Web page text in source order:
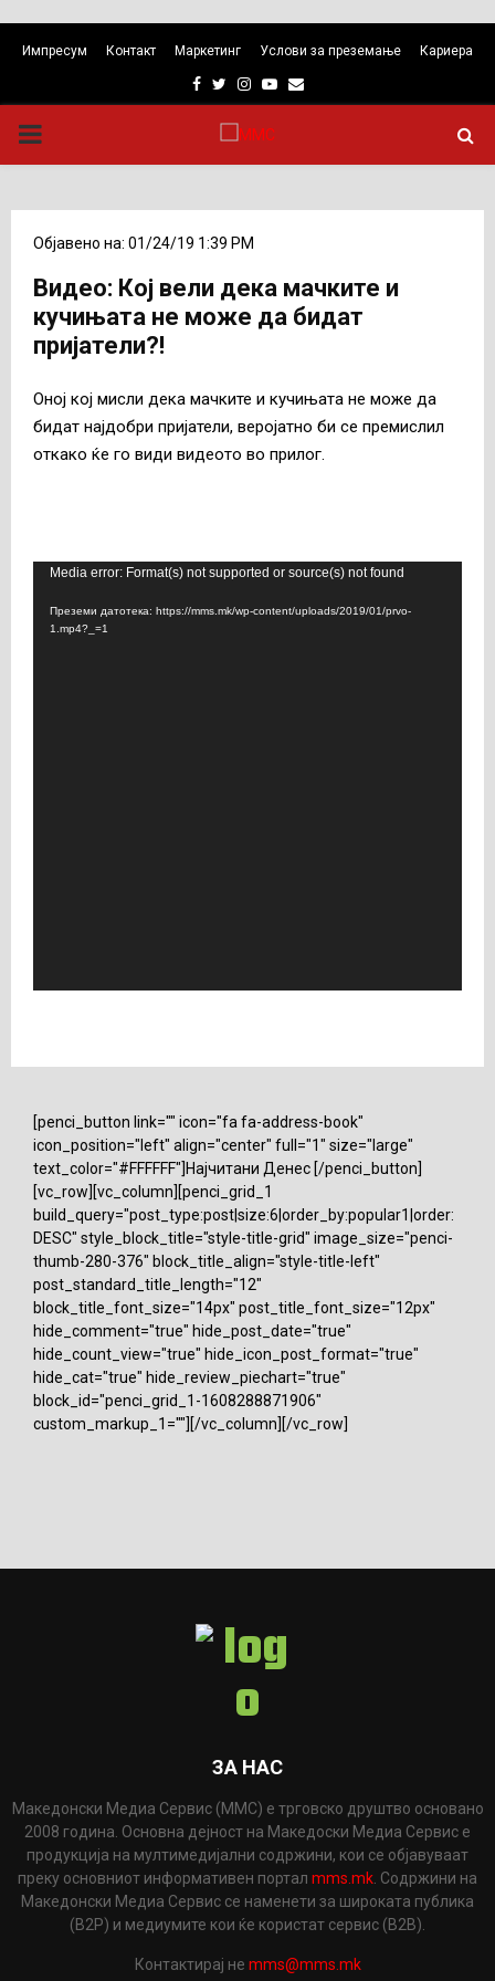
Импресум Контакт Маркетинг Услови за преземање Кариера
Facebook
TwitterInstagram
Youtube
Email
PRIMARY
Објавено на: 01/24/19 1:39 PM
Видео: Кој вели дека мачките и
кучињата не може да бидат
пријатели?!
Оној кој мисли дека мачките и кучињата не може да
бидат најдобри пријатели, веројатно би се премислил
откако ќе го види видеото во прилог.
В
Media error: Format(s) not supported or source(s) not found
Преземи датотека: https://mms.mk/wp-content/uploads/2019/01/prvo-
1.mp4?_=1
[penci_button link="" icon="fa fa-address-book"
icon_position="left" align="center" full="1" size="large"
text_color="#FFFFFF"]Најчитани Денес [/penci_button]
[vc_row][vc_column][penci_grid_1
build_query="post_type:post|size:6|order_by:popular1|order:
DESC" style_block_title="style-title-grid" image_size="penci-
thumb-280-376" block_title_align="style-title-left"
post_standard_title_length="12"
block_title_font_size="14px" post_title_font_size="12px"
hide_comment="true" hide_post_date="true"
hide_count_view="true" hide_icon_post_format="true"
hide_cat="true" hide_review_piechart="true"
block_id="penci_grid_1-1608288871906"
custom_markup_1=""][/vc_column][/vc_row]
ЗА НАС
Македонски Медиа Сервис (ММС) е трговско друштво основано
2008 година. Основна дејност на Македоски Медиа Сервис е
продукција на мултимедијални содржини, кои се објавуваат
преку основниот информативен портал mms.mk . Содржини на
Македонски Медиа Сервис се наменети за широката публика
(B2P) и медиумите кои ќе користат сервис (B2B).
Контактирај не mms@mms.mk